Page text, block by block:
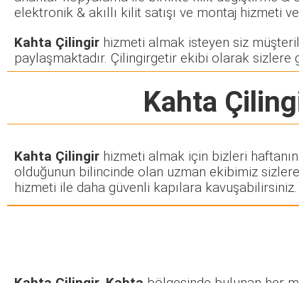
elektronik & akıllı kilit satışı ve montaj hizmeti
Kahta Çilingir hizmeti almak isteyen siz
paylaşmaktadır. Çilingirgetir ekibi olarak sizlere
Kahta
Kahta Çilingir hizmeti almak için bizleri
olduğunun bilincinde olan uzman ekibimiz
hizmeti ile daha güvenli kapılara kavuşabilirsiniz.